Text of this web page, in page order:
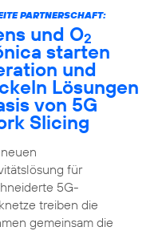
PARTNERSCHAFT:
und O2
starten
und
Lösungen
von 5G
Slicing
für
5G-
treiben die
gemeinsam die